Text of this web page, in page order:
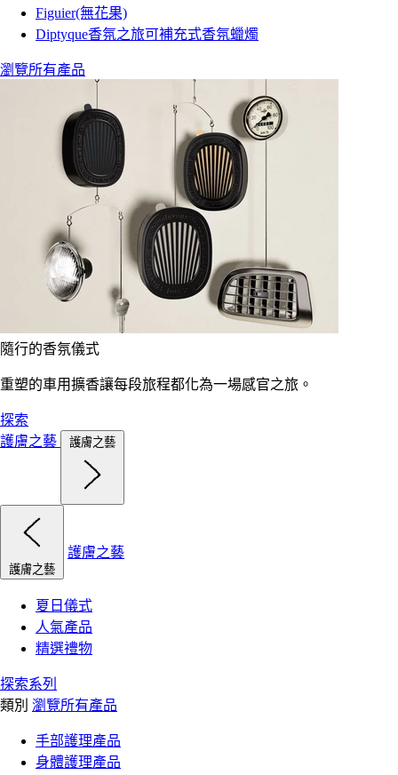
Figuier(無花果)
Diptyque香氛之旅可補充式香氛蠟燭
瀏覽所有產品
隨行的香氛儀式
重塑的車用擴香讓每段旅程都化為一場感官之旅。
探索
護膚之藝
護膚之藝
護膚之藝
護膚之藝
夏日儀式
人氣產品
精選禮物
探索系列
類別 瀏覽所有產品
手部護理產品
身體護理產品